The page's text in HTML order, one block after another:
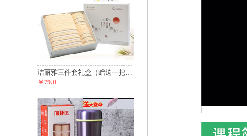
洁丽雅三件套礼盒（赠送一把价值29元天堂伞）
￥79.0